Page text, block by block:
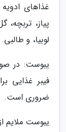
غذاهای
پیاز، تربچه،
لوبیا، و طالبی.
یبوست: در
فیبر غذایی
ضروری است.
یبوست ملایم